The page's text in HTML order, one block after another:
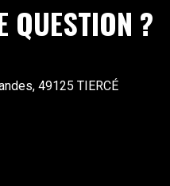
QUESTION ?
49125 TIERCÉ